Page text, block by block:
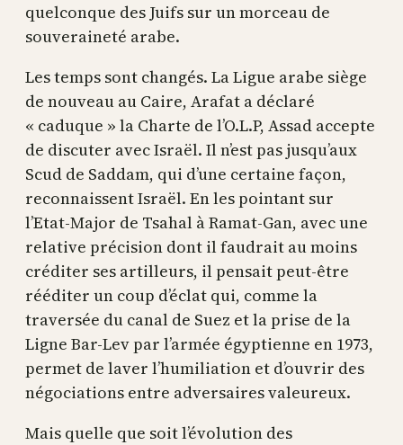
quelconque des Juifs sur un morceau de
souveraineté arabe.
Les temps sont changés. La Ligue arabe siège
de nouveau au Caire, Arafat a déclaré
« caduque » la Charte de l’O.L.P, Assad accepte
de discuter avec Israël. Il n’est pas jusqu’aux
Scud de Saddam, qui d’une certaine façon,
reconnaissent Israël. En les pointant sur
l’Etat-Major de Tsahal à Ramat-Gan, avec une
relative précision dont il faudrait au moins
créditer ses artilleurs, il pensait peut-être
rééditer un coup d’éclat qui, comme la
traversée du canal de Suez et la prise de la
Ligne Bar-Lev par l’armée égyptienne en 1973,
permet de laver l’humiliation et d’ouvrir des
négociations entre adversaires valeureux.
Mais quelle que soit l’évolution des